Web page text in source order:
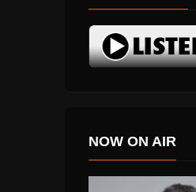
NOW ON AIR